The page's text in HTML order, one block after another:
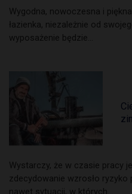
Wygodna, nowoczesna i
łazienka, niezależnie od
wyposażenie będzie…
Wystarczy, że w czasie pracy
zdecydowanie wzrosło ryzyko
nawet sytuacji, w których…